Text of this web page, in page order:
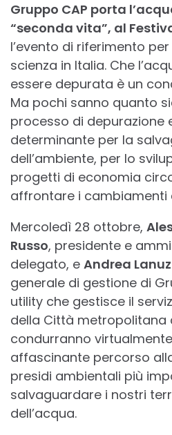
Gruppo CAP porta
“seconda vita”, al
l’evento di riferimento
scienza in Italia. Che
essere depurata è un
Ma pochi sanno quanto
processo di depurazione
determinante per la
dell’ambiente, per lo
progetti di economia
affrontare i cambiamenti
Mercoledì 28 ottobre,
Russo, presidente e
delegato, e Andrea
generale di gestione di
utility che gestisce il
della Città metropolitana
condurranno
affascinante percorso
presidi ambientali più
salvaguardare i nostri
dell’acqua.